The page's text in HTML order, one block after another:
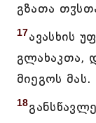
გზათა
17ავასხის
გლახაკთა,
მიეგოს მას.
18